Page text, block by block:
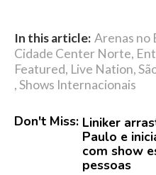
In this article: Arenas no
Cidade Center Norte,
Featured, Live Nation,
,Shows Internacionais
Don't Miss: Liniker
Paulo e
com show
pessoas